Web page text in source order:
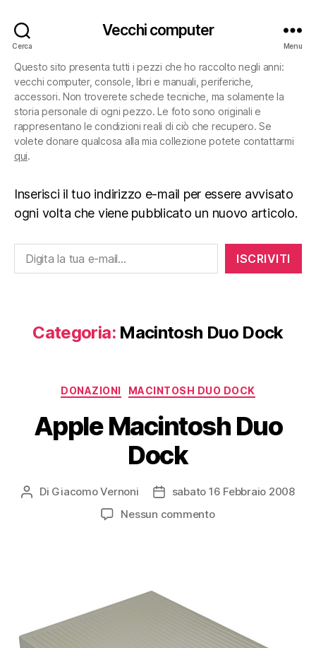
Cerca
Vecchi computer
Menu
Questo sito presenta tutti i pezzi che ho raccolto negli anni:
vecchi computer, console, libri e manuali, periferiche,
accessori. Non troverete schede tecniche, ma solamente la
storia personale di ogni pezzo. Le foto sono originali e
rappresentano le condizioni reali di ciò che recupero. Se
volete donare qualcosa alla mia collezione potete contattarmi
qui.
Inserisci il tuo indirizzo e-mail per essere avvisato
ogni volta che viene pubblicato un nuovo articolo.
Digita la tua e-mail...
ISCRIVITI
Categoria: Macintosh Duo Dock
Categorie
DONAZIONI MACINTOSH DUO DOCK
Apple Macintosh Duo
Dock
Autore
Di Giacomo Vernoni
Datasabato 16 Febbraio 2008
Nessun commentosu